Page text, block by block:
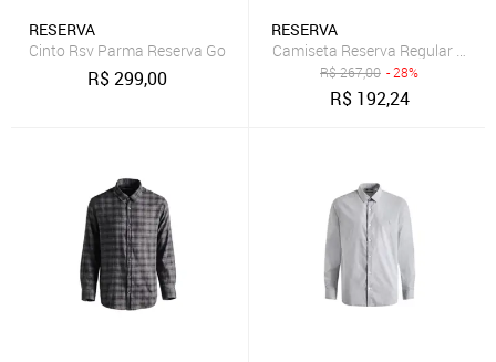
RESERVA
Cinto Rsv Parma Reserva Go
R$299,00
RESERVA
Camiseta Reserva Regular
R$267,00 - 28%
R$ 192,24